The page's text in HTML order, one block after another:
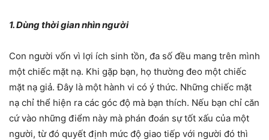
1. Dùng thời gian nhìn người
Con người vốn vì lợi ích sinh tồn, đa số đều mang trên mình
một chiếc mặt nạ. Khi gặp bạn, họ thường đeo một chiếc
mặt nạ giả. Đây là một hành vi có ý thức. Những chiếc mặt
nạ chỉ thể hiện ra các góc độ mà bạn thích. Nếu bạn chỉ căn
cứ vào những điểm này mà phán đoán sự tốt xấu của một
người, từ đó quyết định mức độ giao tiếp với người đó thì